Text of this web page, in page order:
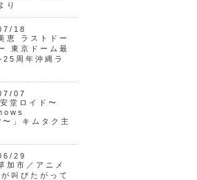
り
18
恵 ラストドー
東京ドーム最
周年沖縄ラ
07
堂ロイド〜
」キムタク主
29
加市／アニメ
叫びたがって